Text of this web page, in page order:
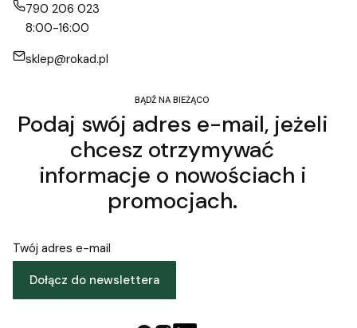
790 206 023
8:00-16:00
sklep@rokad.pl
BĄDŹ NA BIEŻĄCO
Podaj swój adres e-mail, jeżeli
chcesz otrzymywać
informacje o nowościach i
promocjach.
Twój adres e-mail
Dołącz do newslettera